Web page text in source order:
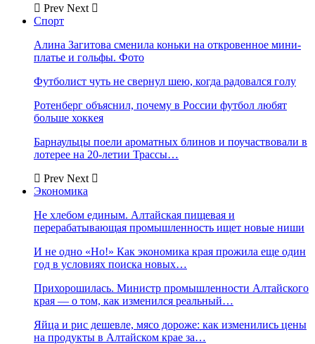
Prev Next
Спорт
Алина Загитова сменила коньки на откровенное мини-
платье и гольфы. Фото
Футболист чуть не свернул шею, когда радовался голу
Ротенберг объяснил, почему в России футбол любят
больше хоккея
Барнаульцы поели ароматных блинов и поучаствовали в
лотерее на 20-летии Трассы…
Prev Next
Экономика
Не хлебом единым. Алтайская пищевая и
перерабатывающая промышленность ищет новые ниши
И не одно «Но!» Как экономика края прожила еще один
год в условиях поиска новых…
Прихорошилась. Министр промышленности Алтайского
края — о том, как изменился реальный…
Яйца и рис дешевле, мясо дороже: как изменились цены
на продукты в Алтайском крае за…